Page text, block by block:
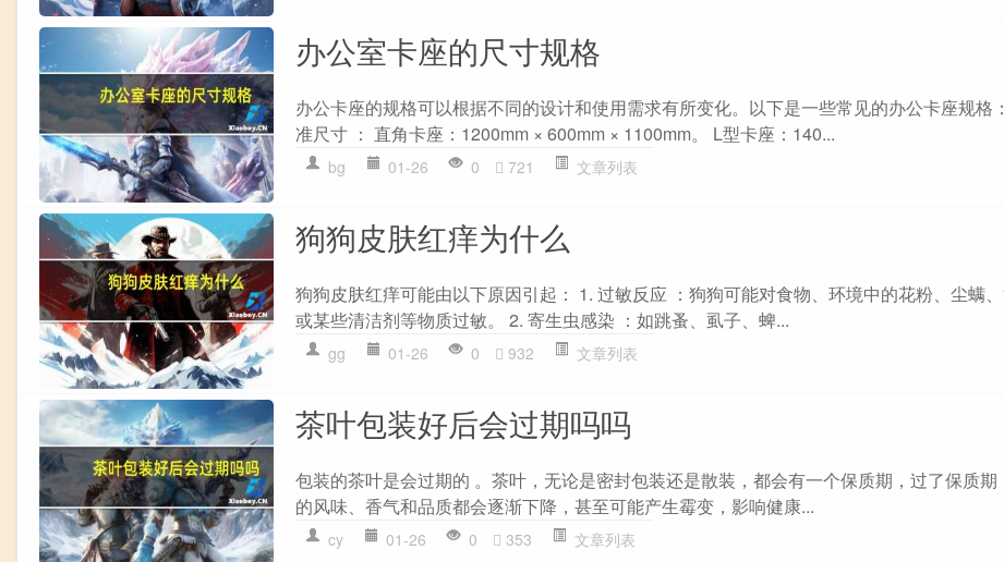
办公室卡座的尺寸规格
办公卡座的规格可以根据不同的设计和使用需求有所变化。以下是一些常见的办公卡座规格
准尺寸 ： 直角卡座：1200mm × 600mm × 1100mm。 L型卡座：140...
bg 01-26 0 721 文章列表
狗狗皮肤红痒为什么
狗狗皮肤红痒可能由以下原因引起： 1. 过敏反应 ：狗狗可能对食物、环境中的花粉、尘螨
或某些清洁剂等物质过敏。 2. 寄生虫感染 ：如跳蚤、虱子、蜱...
gg 01-26 0 932 文章列表
茶叶包装好后会过期吗吗
包装的茶叶是会过期的 。茶叶，无论是密封包装还是散装，都会有一个保质期，过了保质期
的风味、香气和品质都会逐渐下降，甚至可能产生霉变，影响健康...
cy 01-26 0 353 文章列表